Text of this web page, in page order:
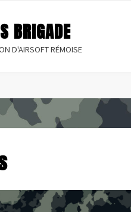
S BRIGADE
D'AIRSOFT RÉMOISE